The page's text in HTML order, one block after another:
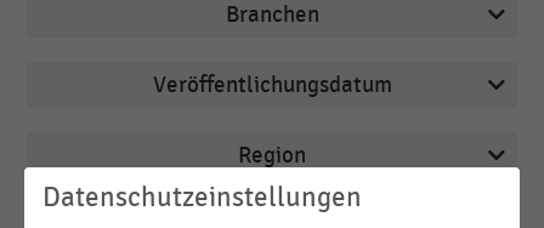
Branchen
Bau- und Heimwerkermärkte
Cash & Carry
Veröffentlichungsdatum
Region
Datenschutzeinstellungen